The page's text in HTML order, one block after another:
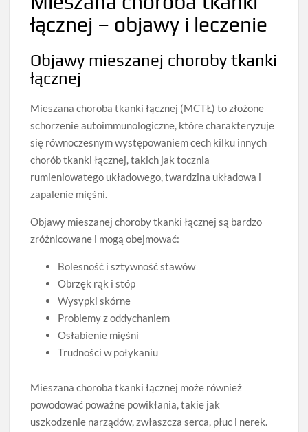
łącznej – objawy i leczenie
Objawy mieszanej choroby tkanki
łącznej
Mieszana choroba tkanki łącznej (MCTŁ) to złożone
schorzenie autoimmunologiczne, które charakteryzuje
się równoczesnym występowaniem cech kilku innych
chorób tkanki łącznej, takich jak tocznia
rumieniowatego układowego, twardzina układowa i
zapalenie mięśni.
Objawy mieszanej choroby tkanki łącznej są bardzo
zróżnicowane i mogą obejmować:
Bolesność i sztywność stawów
Obrzęk rąk i stóp
Wysypki skórne
Problemy z oddychaniem
Osłabienie mięśni
Trudności w połykaniu
Mieszana choroba tkanki łącznej może również
powodować poważne powikłania, takie jak
uszkodzenie narządów, zwłaszcza serca, płuc i nerek.